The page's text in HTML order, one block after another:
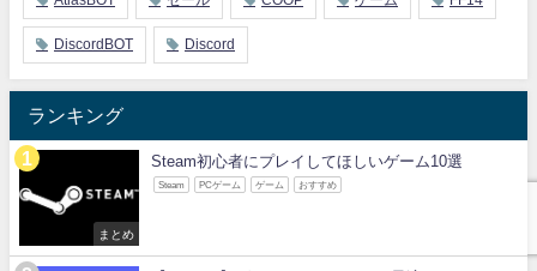
DiscordBOT Discord
ランキング
まとめ
Steam初心者にプレイしてほしいゲーム10選
Steam PCゲーム ゲーム おすすめ